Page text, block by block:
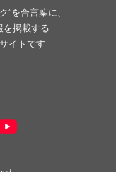
”を合言葉に、
を掲載する
イトです